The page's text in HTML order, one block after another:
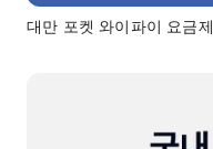
대만 포켓 와이파이 요금제